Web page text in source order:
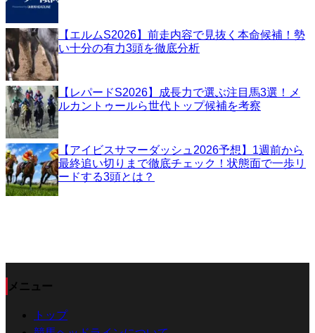
【エルムS2026】前走内容で見抜く本命候補！勢
い十分の有力3頭を徹底分析
【レパードS2026】成長力で選ぶ注目馬3選！メ
ルカントゥールら世代トップ候補を考察
【アイビスサマーダッシュ2026予想】1週前から
最終追い切りまで徹底チェック！状態面で一歩リ
ードする3頭とは？
メニュー
トップ